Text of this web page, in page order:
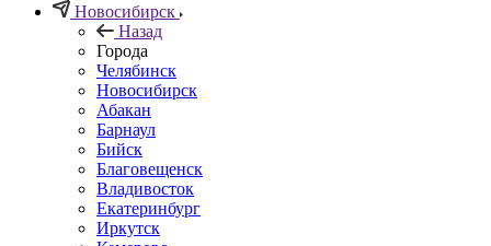
Новосибирск
Назад
Города
Челябинск
Новосибирск
Абакан
Барнаул
Бийск
Благовещенск
Владивосток
Екатеринбург
Иркутск